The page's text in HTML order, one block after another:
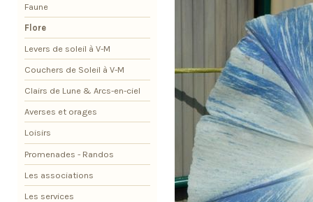
Faune
Flore
Levers de soleil à V-M
Couchers de Soleil à V-M
Clairs de Lune & Arcs-en-ciel
Averses et orages
Loisirs
Promenades - Randos
Les associations
Les services